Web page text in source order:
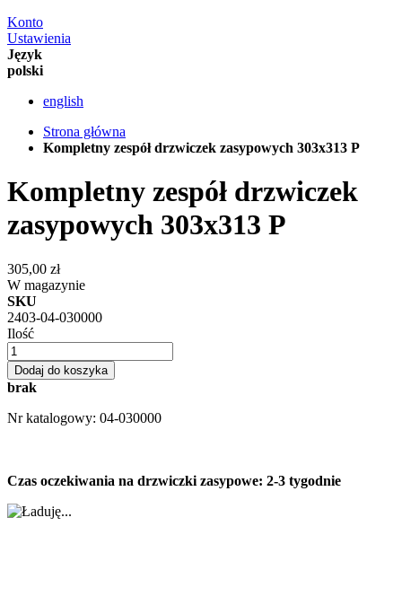
Konto
Ustawienia
Język
polski
english
Strona główna
Kompletny zespół drzwiczek zasypowych 303x313 P
Kompletny zespół drzwiczek
zasypowych 303x313 P
305,00 zł
W magazynie
SKU
2403-04-030000
Ilość
Dodaj do koszyka
brak
Nr katalogowy: 04-030000
Czas oczekiwania na drzwiczki zasypowe: 2-3 tygodnie